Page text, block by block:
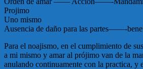
Projimo
Uno mismo
Ausencia de daño para las partes——-
Para el noajismo, en el cumplimiento de
a mi mismo y amar al prójimo van de la
anulando continuamente con la practica, y